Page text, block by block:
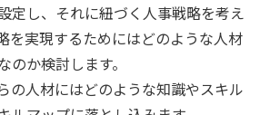
定し、それに紐づく人事戦略を考え
を実現するためにはどのような人材
か検討します。
の人材にはどのような知識やスキル